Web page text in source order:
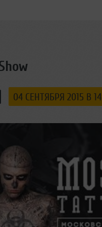
04 СЕНТЯБРЯ 2015 В